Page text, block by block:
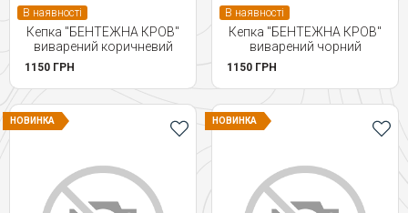
В наявності
Кепка "БЕНТЕЖНА КРОВ"
виварений коричневий
1150 ГРН
В наявності
Кепка "БЕНТЕЖНА КРОВ"
виварений чорний
1150 ГРН
НОВИНКА НОВИНКА